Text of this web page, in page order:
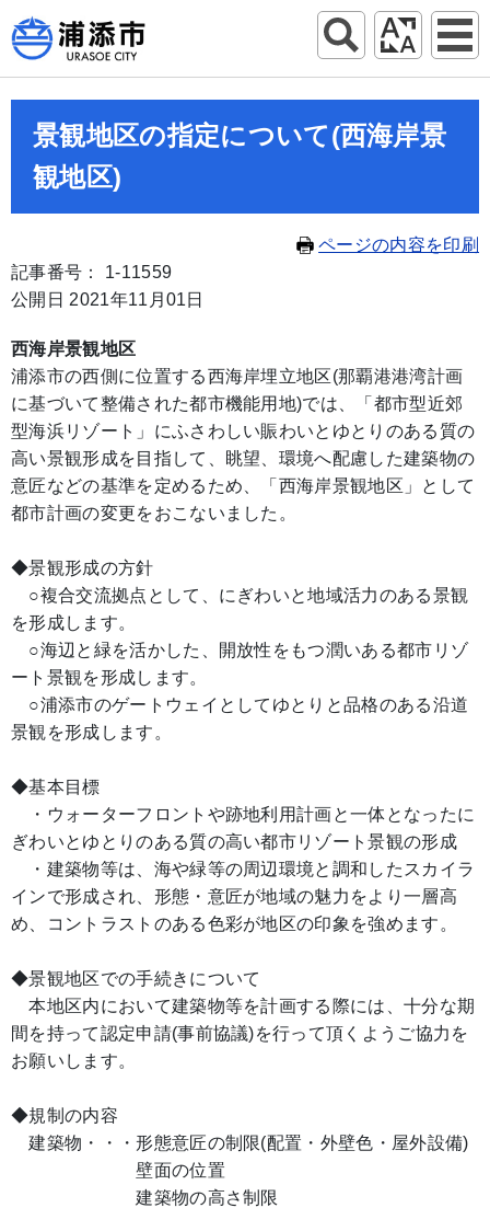
景観地区の指定について(西海岸景
観地区)
ページの内容を印刷
記事番号： 1-11559
公開日 2021年11月01日
西海岸景観地区
浦添市の西側に位置する西海岸埋立地区(那覇港港湾計画
に基づいて整備された都市機能用地)では、「都市型近郊
型海浜リゾート」にふさわしい賑わいとゆとりのある質の
高い景観形成を目指して、眺望、環境へ配慮した建築物の
意匠などの基準を定めるため、「西海岸景観地区」として
都市計画の変更をおこないました。
◆景観形成の方針
○複合交流拠点として、にぎわいと地域活力のある景観
を形成します。
○海辺と緑を活かした、開放性をもつ潤いある都市リゾ
ート景観を形成します。
○浦添市のゲートウェイとしてゆとりと品格のある沿道
景観を形成します。
◆基本目標
・ウォーターフロントや跡地利用計画と一体となったに
ぎわいとゆとりのある質の高い都市リゾート景観の形成
・建築物等は、海や緑等の周辺環境と調和したスカイラ
インで形成され、形態・意匠が地域の魅力をより一層高
め、コントラストのある色彩が地区の印象を強めます。
◆景観地区での手続きについて
本地区内において建築物等を計画する際には、十分な期
間を持って認定申請(事前協議)を行って頂くようご協力を
お願いします。
◆規制の内容
建築物・・・形態意匠の制限(配置・外壁色・屋外設備)
壁面の位置
建築物の高さ制限